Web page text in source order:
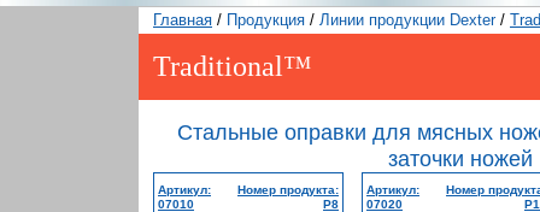
Главная / Продукция / Линии продукции Dexter/
Traditional™
Стальные оправки для мясных
заточки ножей
Артикул:
07010
Номер продукта:
P8
Артикул:
07020
Номер